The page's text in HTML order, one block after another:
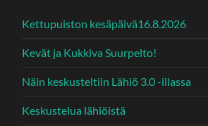
Kettupuiston kesäpäivä16.8.2026
Kevät ja Kukkiva Suurpelto!
Näin keskusteltiin Lähiö 3.0 -illassa
Keskustelua lähiöistä